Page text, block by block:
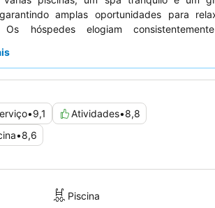
amplas oportunidades para
Os hóspedes elogiam
•9,1 Atividades•8,8
•8,6
Piscina